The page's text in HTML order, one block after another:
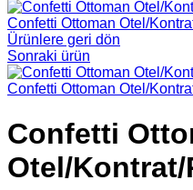
Confetti Ottoman Otel/
Ürünlere geri dön
Sonraki ürün
Confetti Ottoman Otel/
Confetti
Otel/Kontrat/